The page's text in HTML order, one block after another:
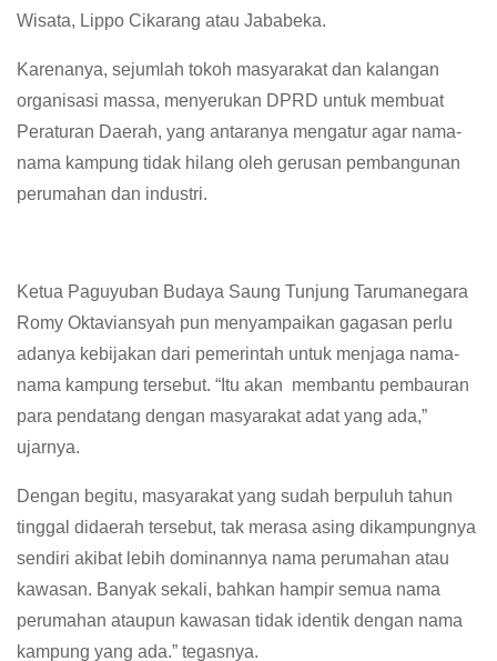
Wisata, Lippo Cikarang atau Jababeka.
Karenanya, sejumlah tokoh masyarakat dan kalangan
organisasi massa, menyerukan DPRD untuk membuat
Peraturan Daerah, yang antaranya mengatur agar nama-
nama kampung tidak hilang oleh gerusan pembangunan
perumahan dan industri.
Ketua Paguyuban Budaya Saung Tunjung Tarumanegara
Romy Oktaviansyah pun menyampaikan gagasan perlu
adanya kebijakan dari pemerintah untuk menjaga nama-
nama kampung tersebut. “Itu akan membantu pembauran
para pendatang dengan masyarakat adat yang ada,”
ujarnya.
Dengan begitu, masyarakat yang sudah berpuluh tahun
tinggal didaerah tersebut, tak merasa asing dikampungnya
sendiri akibat lebih dominannya nama perumahan atau
kawasan. Banyak sekali, bahkan hampir semua nama
perumahan ataupun kawasan tidak identik dengan nama
kampung yang ada.” tegasnya.